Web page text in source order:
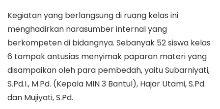
Kegiatan yang berlangsung di ruang kelas ini
menghadirkan narasumber internal yang
berkompeten di bidangnya. Sebanyak 52 siswa kelas
6 tampak antusias menyimak paparan materi yang
disampaikan oleh para pembedah, yaitu Subarniyati,
S.Pd.I., M.Pd. (Kepala MIN 3 Bantul), Hajar Utami, S.Pd.
dan Mujiyati, S.Pd.